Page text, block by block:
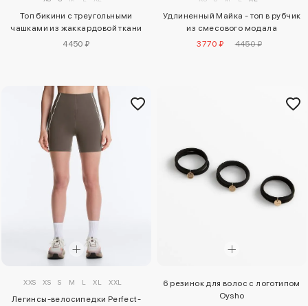
Топ бикини с треугольными
чашками из жаккардовой ткани
4450 ₽
Удлиненный Майка - топ в рубчик
из смесового модала
3770 ₽
4450 ₽
XXS XS S M L XL XXL
Легинсы-велосипедки Perfect-
6 резинок для волос с логотипом
Oysho